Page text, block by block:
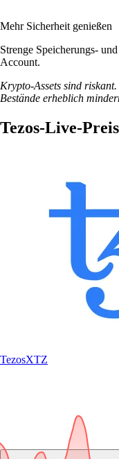
Mehr Sicherheit genießen
Strenge Speicherungs-
Account.
Krypto-Assets sind
Bestände erheblich
Tezos-Live-
TezosXTZ